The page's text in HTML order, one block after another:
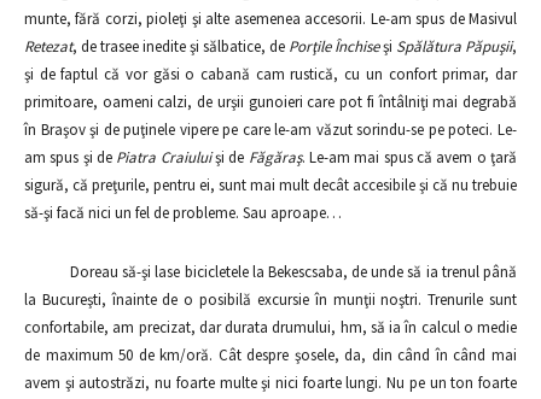
munte, fără corzi, pioleţi şi alte asemenea accesorii. Le-am spus de Masivul
Retezat, de trasee inedite şi sălbatice, de Porţile Închiseşi Spălătura Păpuşii,
şi de faptul că vor găsi o cabană cam rustică, cu un confort primar, dar
primitoare, oameni calzi, de urşii gunoieri care pot fi întâlniţi mai degrabă
în Braşov şi de puţinele vipere pe care le-am văzut sorindu-se pe poteci. Le-
am spus şi de Piatra Craiuluişi de Făgăraş. Le-am mai spus că avem o ţară
sigură, că preţurile, pentru ei, sunt mai mult decât accesibile şi că nu trebuie
să-şi facă nici un fel de probleme. Sau aproape…
Doreau să-şi lase bicicletele la Bekescsaba, de unde să ia trenul până
la Bucureşti, înainte de o posibilă excursie în munţii noştri. Trenurile sunt
confortabile, am precizat, dar durata drumului, hm, să ia în calcul o medie
de maximum 50 de km/oră. Cât despre şosele, da, din când în când mai
avem şi autostrăzi, nu foarte multe şi nici foarte lungi. Nu pe un ton foarte